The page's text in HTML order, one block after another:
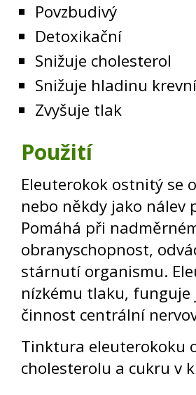
Povzbudivý
Detoxikační
Snižuje cholesterol
Snižuje hladinu
Zvyšuje tlak
Použití
Eleuterokok ostnitý se
nebo někdy jako nálev
Pomáhá při
obranyschopnost,
stárnutí organismu.
nízkému tlaku,
činnost centrální
Tinktura eleuterokoku
cholesterolu a cukru v